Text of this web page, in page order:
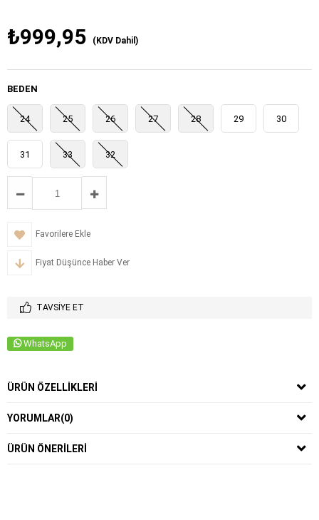
₺999,95 (KDV Dahil)
BEDEN
24 25 26 27 28 29 30
31 33 32
Favorilere Ekle
Fiyat Düşünce Haber Ver
TAVSIYE ET
WhatsApp
ÜRÜN ÖZELLIKLERI
YORUMLAR(0)
ÜRÜN ÖNERILERI